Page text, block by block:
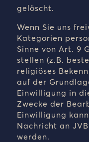
gelöscht.
Wenn Sie uns
Kategorien
Sinne von Art. 9
stellen (z.B.
religiöses
auf der
Einwilligung in
Zwecke der
Einwilligung
Nachricht an JVB
werden.